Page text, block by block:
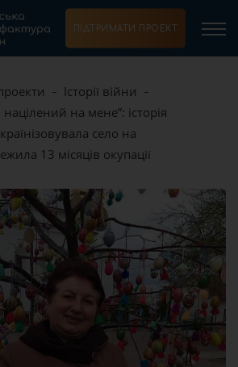
ПІДТРИМАТИ ПРОЕКТ
Історії війни
на мене”: історія
село на
13 місяців окупації